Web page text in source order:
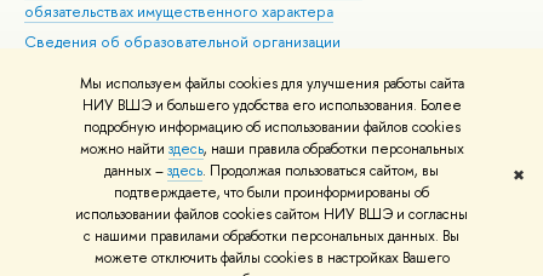
Мы используем файлы cookies для улучшения работы сайта
НИУ ВШЭ и большего удобства его использования. Более
подробную информацию об использовании файлов cookies
можно найти здесь, наши правила обработки персональных
данных –здесь. Продолжая пользоваться сайтом, вы
подтверждаете, что были проинформированы об
использовании файлов cookies сайтом НИУ ВШЭ и согласны
с нашими правилами обработки персональных данных. Вы
можете отключить файлы cookies в настройках Вашего
✖
обязательствах имущественного характера
Сведения об образовательной организации
Людям с ограниченными возможностями здоровья
Единая платежная страница
Работа в Вышке
© НИУ ВШЭ 1993–2026 Адреса и контакты Условия использования
материалов Политика конфиденциальности Карта сайта
Шрифты HSE Sans и HSE Slab разработаны вШколе дизайна НИУ ВШЭ